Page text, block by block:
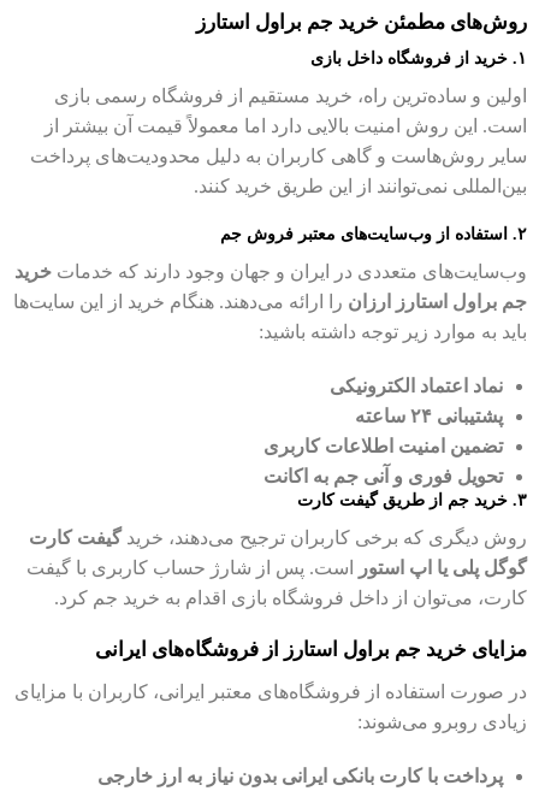
روش‌های مطمئن خرید جم براول استارز
۱. خرید از فروشگاه داخل بازی
اولین و ساده‌ترین راه، خرید مستقیم از فروشگاه رسمی بازی
است. این روش امنیت بالایی دارد اما معمولاً قیمت آن بیشتر از
سایر روش‌هاست و گاهی کاربران به دلیل محدودیت‌های پرداخت
بین‌المللی نمی‌توانند از این طریق خرید کنند.
۲. استفاده از وب‌سایت‌های معتبر فروش جم
وب‌سایت‌های متعددی در ایران و جهان وجود دارند که خدمات خرید
جم براول استارز ارزان را ارائه می‌دهند. هنگام خرید از این سایت‌ها
باید به موارد زیر توجه داشته باشید:
نماد اعتماد الکترونیکی
پشتیبانی ۲۴ ساعته
تضمین امنیت اطلاعات کاربری
تحویل فوری و آنی جم به اکانت
۳. خرید جم از طریق گیفت کارت
روش دیگری که برخی کاربران ترجیح می‌دهند، خرید گیفت کارت
گوگل پلی یا اپ استور
است. پس از شارژ حساب کاربری با گیفت
کارت، می‌توان از داخل فروشگاه بازی اقدام به خرید جم کرد.
مزایای خرید جم براول استارز از فروشگاه‌های ایرانی
در صورت استفاده از فروشگاه‌های معتبر ایرانی، کاربران با مزایای
زیادی روبرو می‌شوند:
پرداخت با کارت بانکی ایرانی بدون نیاز به ارز خارجی